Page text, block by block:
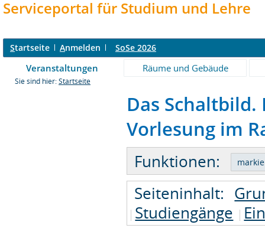
Serviceportal für Studium und Lehre
Startseite Anmelden SoSe 2026
Veranstaltungen Räume und Gebäude
Sie sind hier: Startseite
Das
Vorlesung im
Funktionen:
Seiteninhalt:
Studiengänge